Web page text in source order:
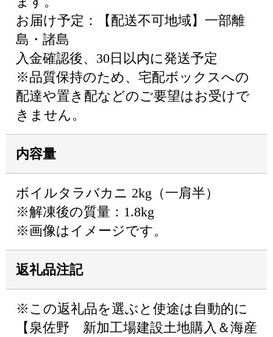
お届け予定：【配送不可地域】一部離
島・諸島
入金確認後、30日以内に発送予定
※品質保持のため、宅配ボックスへの
配達や置き配などのご要望はお受けで
きません。
内容量
ボイルタラバカニ 2kg（一肩半）
※解凍後の質量：1.8kg
※画像はイメージです。
返礼品注記
※この返礼品を選ぶと使途は自動的に
【泉佐野 新加工場建設土地購入＆海産